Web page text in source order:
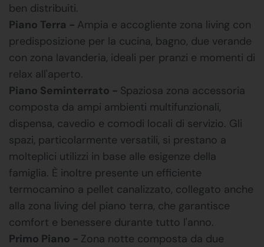
ben distribuiti.
Piano Terra - Ampia e accogliente zona living con
predisposizione per la cucina, bagno, due verande
con zona lavanderia, ideali per pranzi e momenti di
relax all'aperto.
Piano Seminterrato - Spaziosa zona accessoria
composta da ampi ambienti multifunzionali,
dispensa, cavedio e comodi locali di servizio. Gli
spazi, particolarmente versatili, si prestano a
molteplici utilizzi in base alle esigenze della
famiglia. È inoltre presente un efficiente
termocamino a pellet canalizzato, collegato anche
alla zona living del piano terra, che garantisce
comfort e benessere durante tutto l'anno.
Primo Piano - Zona notte composta da due